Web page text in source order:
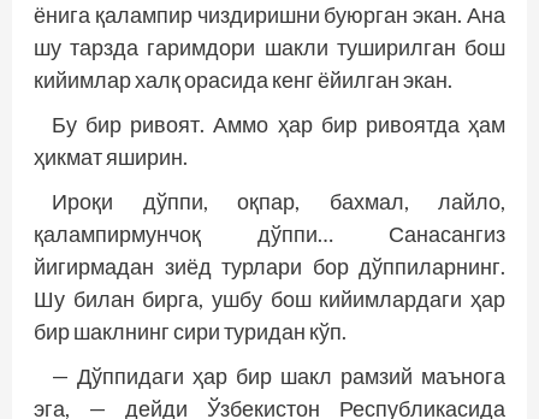
ёнига қалампир чиздиришни буюрган экан. Ана
шу тарзда гаримдори шакли туширилган бош
кийимлар халқ орасида кенг ёйилган экан.
Бу бир ривоят. Аммо ҳар бир ривоятда ҳам
ҳикмат яширин.
Ироқи дўппи, оқпар, бахмал, лайло,
қалампирмунчоқ дўппи… Санасангиз
йигирмадан зиёд турлари бор дўппиларнинг.
Шу билан бирга, ушбу бош кийимлардаги ҳар
бир шаклнинг сири туридан кўп.
— Дўппидаги ҳар бир шакл рамзий маънога
эга, — дейди Ўзбекистон Респуб­ликасида